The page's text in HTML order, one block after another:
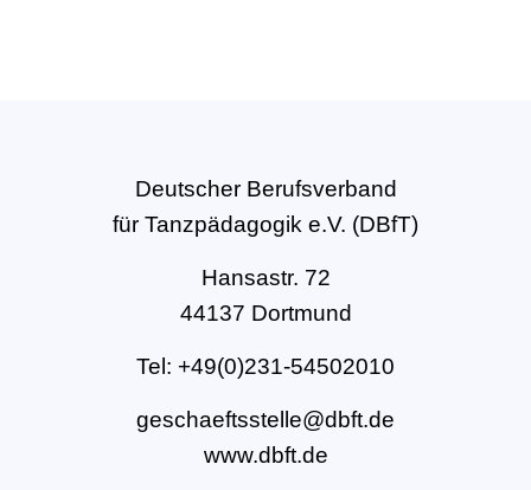
Deutscher Berufsverband
für Tanzpädagogik e.V. (DBfT)
Hansastr. 72
44137 Dortmund
Tel: +49(0)231-54502010
geschaeftsstelle@dbft.de
www.dbft.de